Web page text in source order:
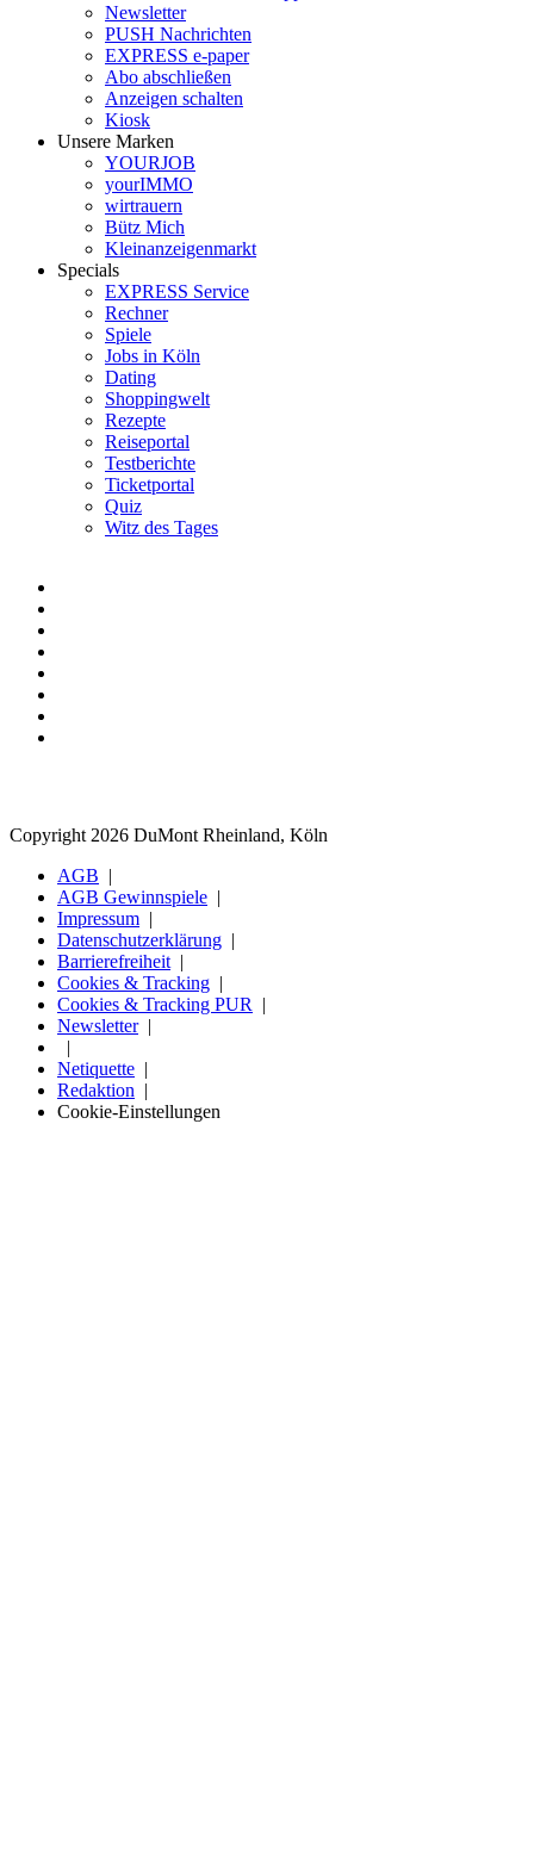
Newsletter
PUSH Nachrichten
EXPRESS e-paper
Abo abschließen
Anzeigen schalten
Kiosk
Unsere Marken
YOURJOB
yourIMMO
wirtrauern
Bütz Mich
Kleinanzeigenmarkt
Specials
EXPRESS Service
Rechner
Spiele
Jobs in Köln
Dating
Shoppingwelt
Rezepte
Reiseportal
Testberichte
Ticketportal
Quiz
Witz des Tages
Copyright 2026 DuMont Rheinland, Köln
AGB
AGB Gewinnspiele
Impressum
Datenschutzerklärung
Barrierefreiheit
Cookies & Tracking
Cookies & Tracking PUR
Newsletter
Netiquette
Redaktion
Cookie-Einstellungen